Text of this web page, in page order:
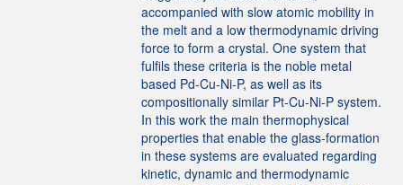
accompanied with slow atomic mobility in
the melt and a low thermodynamic driving
force to form a crystal. One system that
fulfils these criteria is the noble metal
based Pd-Cu-Ni-P, as well as its
compositionally similar Pt-Cu-Ni-P system.
In this work the main thermophysical
properties that enable the glass-formation
in these systems are evaluated regarding
kinetic, dynamic and thermodynamic